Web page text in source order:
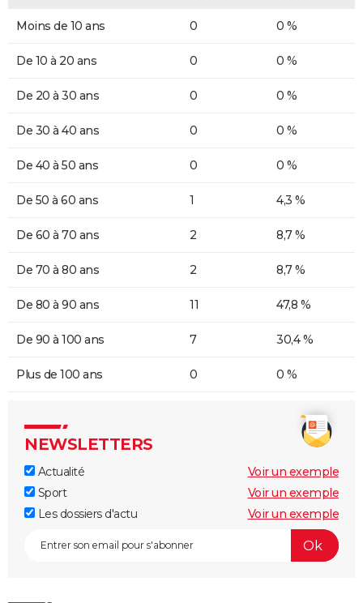
Moins de 10 ans 0 0 %
De 10 à 20 ans 0 0 %
De 20 à 30 ans 0 0 %
De 30 à 40 ans 0 0 %
De 40 à 50 ans 0 0 %
De 50 à 60 ans 1 4,3 %
De 60 à 70 ans 2 8,7 %
De 70 à 80 ans 2 8,7 %
De 80 à 90 ans 11 47,8 %
De 90 à 100 ans 7 30,4 %
Plus de 100 ans 0 0 %
NEWSLETTERS
Actualité
Voir un exemple
Sport
Voir un exemple
Les dossiers d'actu
Voir un exemple